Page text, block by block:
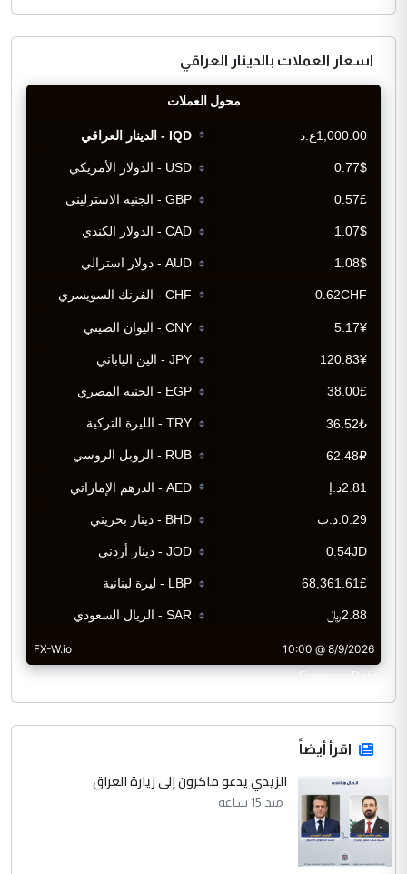
اسعار العملات بالدينار العراقي
CurrencyRate
اقرأ أيضاً
الزيدي يدعو ماكرون إلى زيارة العراق
منذ 15 ساعة